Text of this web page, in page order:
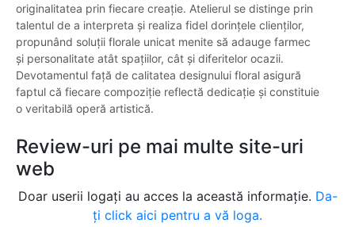
originalitatea prin fiecare creație. Atelierul se distinge prin
talentul de a interpreta și realiza fidel dorințele clienților,
propunând soluții florale unicat menite să adauge farmec
și personalitate atât spațiilor, cât și diferitelor ocazii.
Devotamentul față de calitatea designului floral asigură
faptul că fiecare compoziție reflectă dedicație și constituie
o veritabilă operă artistică.
Review-uri pe mai multe site-uri
web
Doar userii logați au acces la această informație. Da-
ți click aici pentru a vă loga.